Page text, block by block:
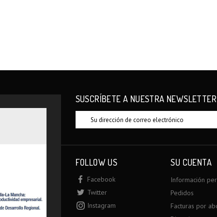
SUSCRÍBETE A NUESTRA NEWSLETTER
FOLLOW US
Facebook
Twitter
Instagram
SU CUENTA
Información
Pedidos
Facturas por